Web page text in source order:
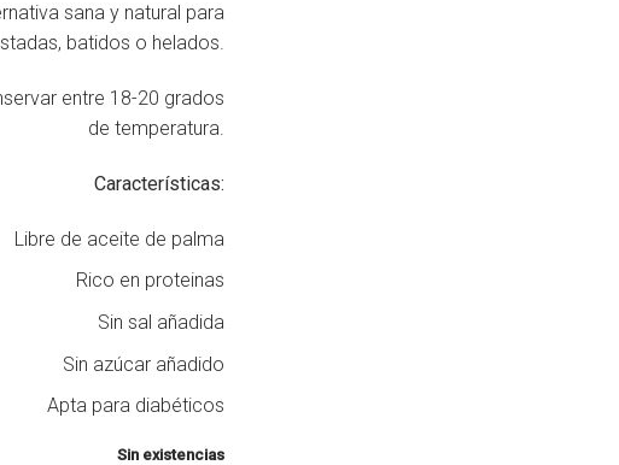
sana y natural para
batidos o helados.
entre 18-20 grados
de temperatura.
Características:
Libre de aceite de palma
Rico en proteinas
Sin sal añadida
Sin azúcar añadido
Apta para diabéticos
Sin existencias